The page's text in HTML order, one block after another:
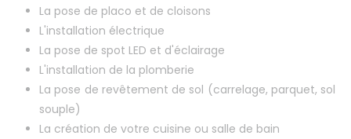
La pose de placo et de cloisons
L'installation électrique
La pose de spot LED et d'éclairage
L'installation de la plomberie
La pose de revêtement de sol (carrelage, parquet, sol
souple)
La création de votre cuisine ou salle de bain